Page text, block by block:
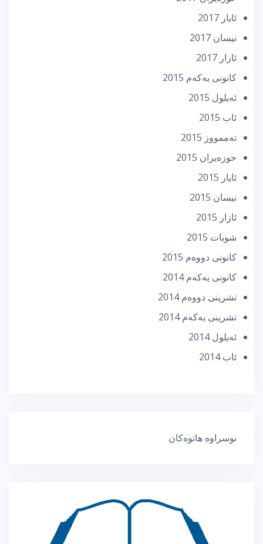
ئایار 2017
نیسان 2017
ئازار 2017
كانونی یه‌كه‌م 2015
ئه‌یلول 2015
ئاب 2015
تەممووز 2015
حوزه‌یران 2015
ئایار 2015
نیسان 2015
ئازار 2015
شوبات 2015
كانونی دووه‌م 2015
كانونی یه‌كه‌م 2014
تشرینی دووه‌م 2014
تشرینی یه‌كه‌م 2014
ئه‌یلول 2014
ئاب 2014
نوسراوە هاتوەکان